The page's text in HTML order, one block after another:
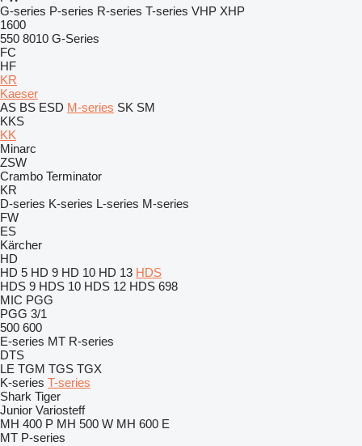
G-series P-series R-series T-series VHP XHP
1600
550 8010 G-Series
FC
HF
KR
Kaeser
AS BS ESD M-series SK SM
KKS
KK
Minarc
ZSW
Crambo Terminator
KR
D-series K-series L-series M-series
FW
ES
Kärcher
HD
HD 5 HD 9 HD 10 HD 13 HDS
HDS 9 HDS 10 HDS 12 HDS 698
MIC PGG
PGG 3/1
500 600
E-series MT R-series
DTS
LE TGM TGS TGX
K-series T-series
Shark Tiger
Junior Variosteff
MH 400 P MH 500 W MH 600 E
MT P-series